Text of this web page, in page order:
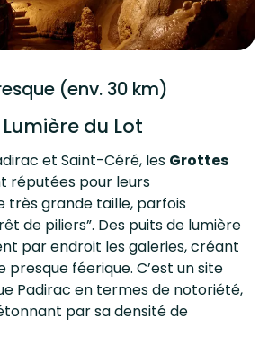
(env. 30 km)
du Lot
et Saint-Céré, les Grottes
réputées pour leurs
très grande taille, parfois
de piliers”. Des puits de lumière
par endroit les galeries, créant
féerique. C’est un site
Padirac en termes de notoriété,
par sa densité de